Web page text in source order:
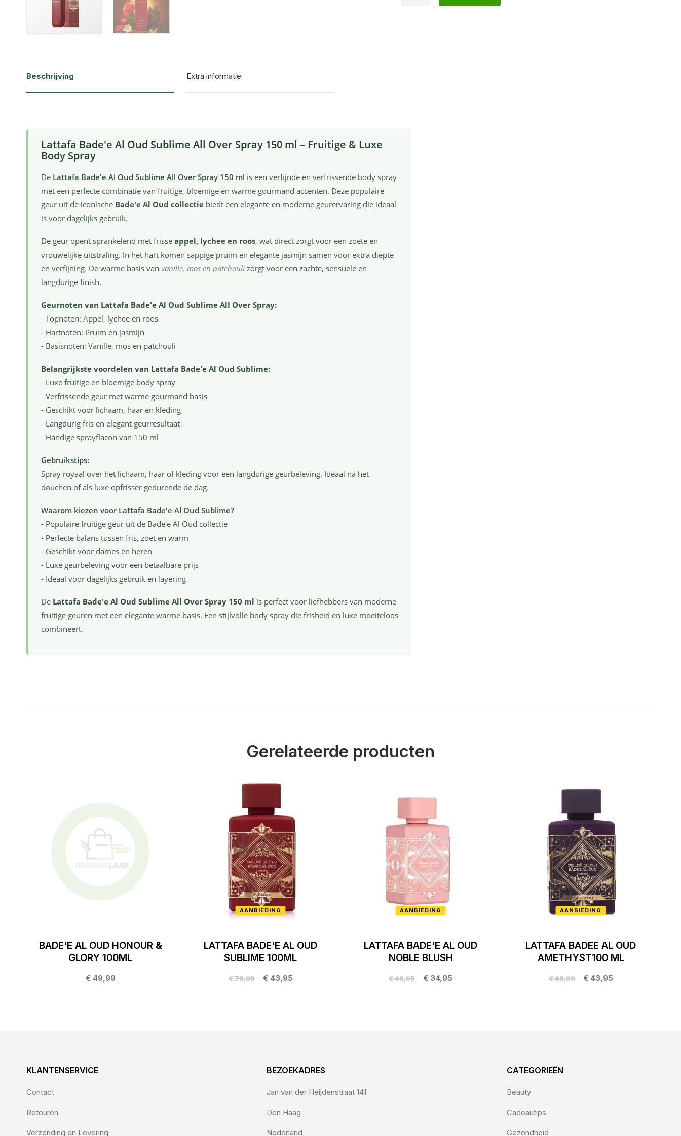
het
begin
gallerij
Beschrijving
Lattafa Bade'e Al Oud Sublime All Over Spray 150 ml – Fruitige & Luxe
Body Spray
De Lattafa Bade'e Al Oud Sublime All Over Spray 150 ml is een verfijnde en verfrissende body spray
met een perfecte combinatie van fruitige, bloemige en warme gourmand accenten. Deze populaire
geur uit de iconische Bade'e Al Oud collectie biedt een elegante en moderne geurervaring die ideaal
is voor dagelijks gebruik.
De geur opent sprankelend met frisse appel, lychee en roos, wat direct zorgt voor een zoete en
vrouwelijke uitstraling. In het hart komen sappige pruim en elegante jasmijn samen voor extra diepte
en verfijning. De warme basis van vanille, mos en patchouli zorgt voor een zachte, sensuele en
langdurige finish.
Geurnoten van Lattafa Bade'e Al Oud Sublime All Over Spray:
- Topnoten: Appel, lychee en roos
- Hartnoten: Pruim en jasmijn
- Basisnoten: Vanille, mos en patchouli
Belangrijkste voordelen van Lattafa Bade'e Al Oud Sublime:
- Luxe fruitige en bloemige body spray
- Verfrissende geur met warme gourmand basis
- Geschikt voor lichaam, haar en kleding
- Langdurig fris en elegant geurresultaat
- Handige sprayflacon van 150 ml
Gebruikstips:
Spray royaal over het lichaam, haar of kleding voor een langdurige geurbeleving. Ideaal na het
douchen of als luxe opfrisser gedurende de dag.
Waarom kiezen voor Lattafa Bade'e Al Oud Sublime?
- Populaire fruitige geur uit de Bade'e Al Oud collectie
- Perfecte balans tussen fris, zoet en warm
- Geschikt voor dames en heren
- Luxe geurbeleving voor een betaalbare prijs
- Ideaal voor dagelijks gebruik en layering
De Lattafa Bade'e Al Oud Sublime All Over Spray 150 ml is perfect voor liefhebbers van moderne
fruitige geuren met een elegante warme basis. Een stijlvolle body spray die frisheid en luxe moeiteloos
combineert.
Extra informatie
Gerelateerde producten
BADE'E AL OUD HONOUR &
GLORY 100ML
€ 49,99
AANBIEDING
LATTAFA BADE'E AL OUD
SUBLIME 100ML
€ 43,95
€ 79,99
AANBIEDING
LATTAFA BADE'E AL OUD
NOBLE BLUSH
€ 34,95
€ 49,95
AANBIEDING
LATTAFA BADEE AL OUD
AMETHYST100 ML
€ 43,95
€ 49,99
KLANTENSERVICE
Contact
Retouren
Verzending en Levering
BEZOEKADRES
Jan van der Heijdenstraat 141
Den Haag
Nederland
CATEGORIEËN
Beauty
Cadeautips
Gezondheid